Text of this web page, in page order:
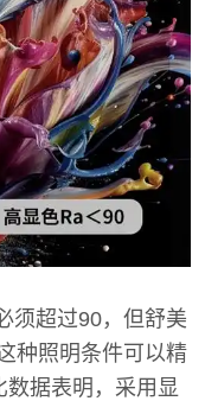
须超过90，但舒美
种照明条件可以精
据表明，采用显